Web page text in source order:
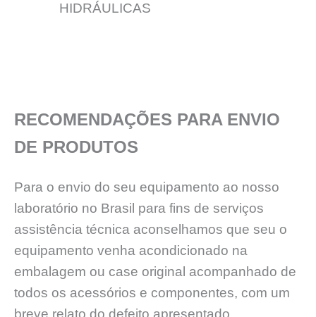
HIDRÁULICAS
RECOMENDAÇÕES PARA ENVIO
DE PRODUTOS
Para o envio do seu equipamento ao nosso
laboratório no Brasil para fins de serviços
assistência técnica aconselhamos que seu o
equipamento venha acondicionado na
embalagem ou case original acompanhado de
todos os acessórios e componentes, com um
breve relato do defeito apresentado.